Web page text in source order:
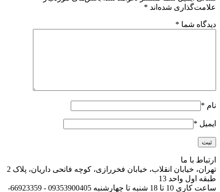
علامت‌گذاری شده‌اند *
دیدگاه شما *
نام *
ایمیل *
ارتباط با ما
تهران، خیابان انقلاب، خیابان فخررازی، کوچه فاتحی داریان، پلاک 2
طبقه اول واحد 13
ساعت کاری 10 تا 18 شنبه تا چهارشنبه 09353900405 - 66923359-